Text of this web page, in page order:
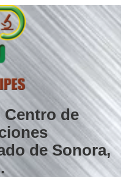
de
de Sonora,